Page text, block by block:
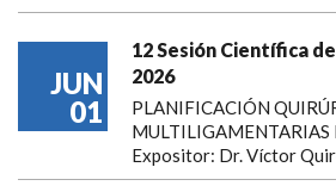
JUN
01
12 Sesión Científica
2026
PLANIFICACIÓN
MULTILIGAMENTARIAS
Expositor: Dr. Víctor